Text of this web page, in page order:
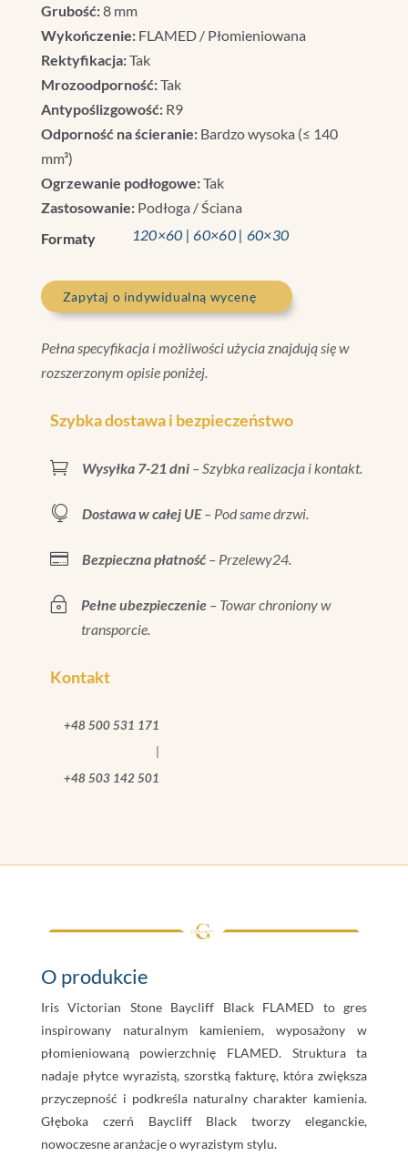
Grubość:8 mm
Wykończenie:FLAMED / Płomieniowana
Rektyfikacja:Tak
Mrozoodporność:Tak
Antypoślizgowość:R9
Odporność na ścieranie:Bardzo wysoka (≤ 140
mm³)
Ogrzewanie podłogowe:Tak
Zastosowanie:Podłoga / Ściana
Formaty
120×60 | 60×60 | 60×30
Zapytaj o indywidualną wycenę
Pełna specyfikacja i możliwości użycia znajdują się w
rozszerzonym opisie poniżej.
Szybka dostawa i bezpieczeństwo
 Wysyłka 7-21 dni– Szybka realizacja i kontakt.
 Dostawa w całej UE– Pod same drzwi.
 Bezpieczna płatność– Przelewy24.
~ Pełne ubezpieczenie– Towar chroniony w
transporcie.
Kontakt
+48 500 531 171
+48 503 142 501
O produkcie
Iris Victorian Stone Baycliff Black FLAMED to gres
inspirowany naturalnym kamieniem, wyposażony w
płomieniowaną powierzchnię FLAMED. Struktura ta
nadaje płytce wyrazistą, szorstką fakturę, która zwiększa
przyczepność i podkreśla naturalny charakter kamienia.
Głęboka czerń Baycliff Black tworzy eleganckie,
nowoczesne aranżacje o wyrazistym stylu.